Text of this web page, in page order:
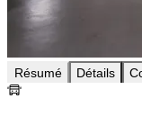
Résumé Détails